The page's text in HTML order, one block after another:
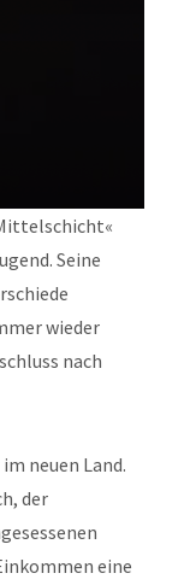
Seine
wieder
nach
neuen Land.
der
eine